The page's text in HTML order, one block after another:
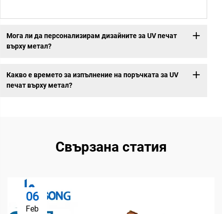
Мога ли да персонализирам дизайните за UV печат
върху метал?
Какво е времето за изпълнение на поръчката за UV
печат върху метал?
Свързана статия
06
Feb